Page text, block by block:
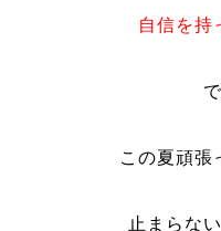
自信を持
この夏頑張
止まらな